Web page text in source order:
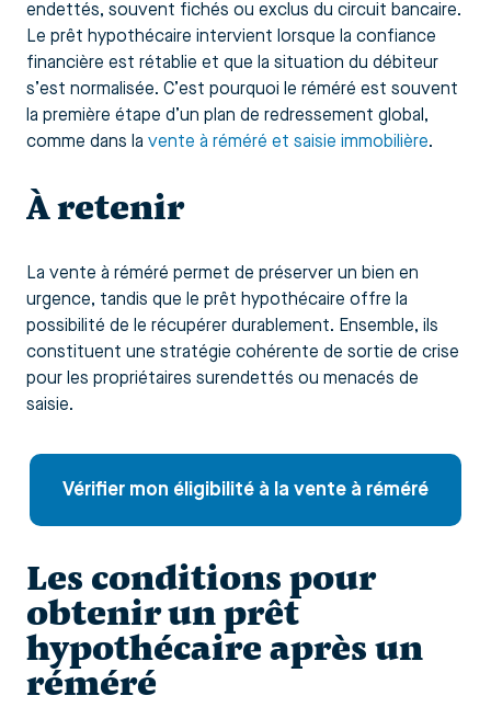
endettés, souvent fichés ou exclus du circuit bancaire.
Le prêt hypothécaire intervient lorsque la confiance
financière est rétablie et que la situation du débiteur
s’est normalisée. C’est pourquoi le réméré est souvent
la première étape d’un plan de redressement global,
comme dans la vente à réméré et saisie immobilière.
À retenir
La vente à réméré permet de préserver un bien en
urgence, tandis que le prêt hypothécaire offre la
possibilité de le récupérer durablement. Ensemble, ils
constituent une stratégie cohérente de sortie de crise
pour les propriétaires surendettés ou menacés de
saisie.
Vérifier mon éligibilité à la vente à réméré
Les conditions pour
obtenir un prêt
hypothécaire après un
réméré